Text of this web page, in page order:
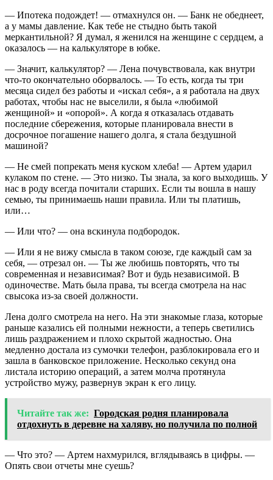
— Ипотека подождет! — отмахнулся он. — Банк не обеднеет,
а у мамы давление. Как тебе не стыдно быть такой
меркантильной? Я думал, я женился на женщине с сердцем, а
оказалось — на калькуляторе в юбке.
— Значит, калькулятор? — Лена почувствовала, как внутри
что-то окончательно оборвалось. — То есть, когда ты три
месяца сидел без работы и «искал себя», а я работала на двух
работах, чтобы нас не выселили, я была «любимой
женщиной» и «опорой». А когда я отказалась отдавать
последние сбережения, которые планировала внести в
досрочное погашение нашего долга, я стала бездушной
машиной?
— Не смей попрекать меня куском хлеба! — Артем ударил
кулаком по стене. — Это низко. Ты знала, за кого выходишь. У
нас в роду всегда почитали старших. Если ты вошла в нашу
семью, ты принимаешь наши правила. Или ты платишь,
или…
— Или что? — она вскинула подбородок.
— Или я не вижу смысла в таком союзе, где каждый сам за
себя, — отрезал он. — Ты же любишь повторять, что ты
современная и независимая? Вот и будь независимой. В
одиночестве. Мать была права, ты всегда смотрела на нас
свысока из-за своей должности.
Лена долго смотрела на него. На эти знакомые глаза, которые
раньше казались ей полными нежности, а теперь светились
лишь раздражением и плохо скрытой жадностью. Она
медленно достала из сумочки телефон, разблокировала его и
зашла в банковское приложение. Несколько секунд она
листала историю операций, а затем молча протянула
устройство мужу, развернув экран к его лицу.
Читайте так же: Городская родня планировала
отдохнуть в деревне на халяву, но получила по полной
— Что это? — Артем нахмурился, вглядываясь в цифры. —
Опять свои отчеты мне суешь?